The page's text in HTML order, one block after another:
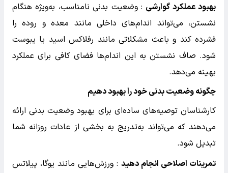
بهبود عملکرد گوارشی : وضعیت بدنی نامناسب، به‌ویژه هنگام
نشستن، می‌تواند اندام‌های داخلی مانند معده و روده را
فشرده کند و باعث مشکلاتی مانند رفلاکس اسید یا یبوست
شود. صاف نشستن به این اندام‌ها فضای کافی برای عملکرد
بهینه می‌دهد.
چگونه وضعیت بدنی خود را بهبود دهیم
کارشناسان توصیه‌های ساده‌ای برای بهبود وضعیت بدنی ارائه
می‌دهند که می‌تواند به‌تدریج به بخشی از عادات روزانه شما
تبدیل شود.
تمرینات اصلاحی انجام دهید : ورزش‌هایی مانند یوگا، پیلاتس